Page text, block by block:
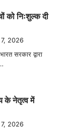
को निःशुल्क दी
2026
सरकार द्वारा
के नेतृत्व में
2026